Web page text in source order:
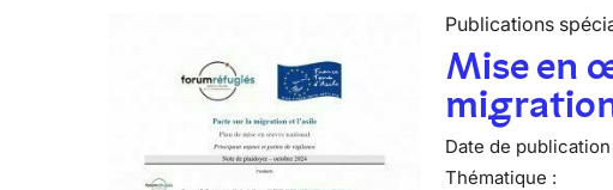
Publications
Mise en
Date de publication
Thématique :